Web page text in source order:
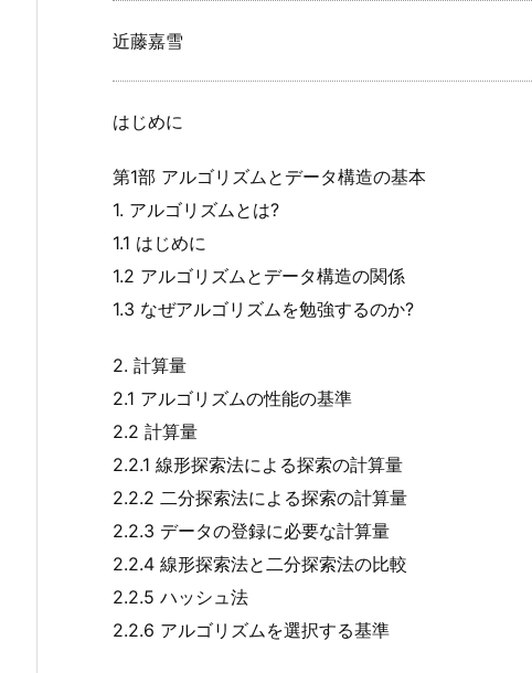
近藤嘉雪
はじめに
第1部 アルゴリズムとデータ構造の基本
1. アルゴリズムとは?
1.1 はじめに
1.2 アルゴリズムとデータ構造の関係
1.3 なぜアルゴリズムを勉強するのか?
2. 計算量
2.1 アルゴリズムの性能の基準
2.2 計算量
2.2.1 線形探索法による探索の計算量
2.2.2 二分探索法による探索の計算量
2.2.3 データの登録に必要な計算量
2.2.4 線形探索法と二分探索法の比較
2.2.5 ハッシュ法
2.2.6 アルゴリズムを選択する基準